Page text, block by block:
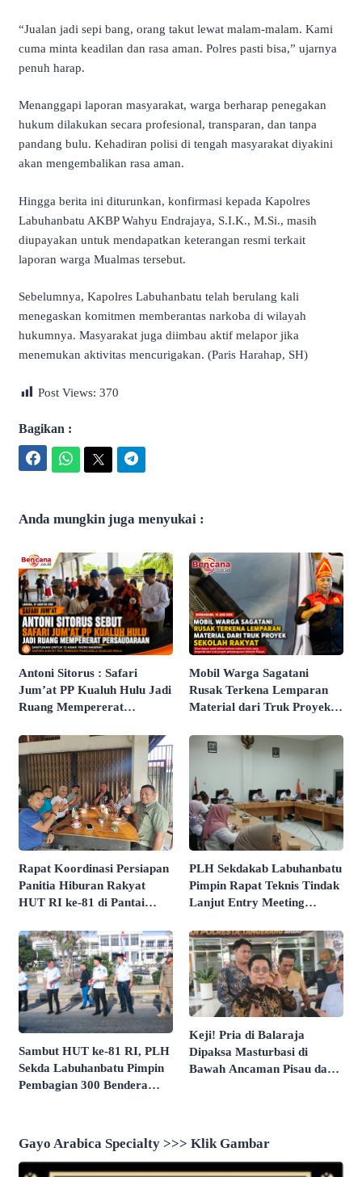
“Jualan jadi sepi bang, orang takut lewat malam-malam. Kami
cuma minta keadilan dan rasa aman. Polres pasti bisa,” ujarnya
penuh harap.
Menanggapi laporan masyarakat, warga berharap penegakan
hukum dilakukan secara profesional, transparan, dan tanpa
pandang bulu. Kehadiran polisi di tengah masyarakat diyakini
akan mengembalikan rasa aman.
Hingga berita ini diturunkan, konfirmasi kepada Kapolres
Labuhanbatu AKBP Wahyu Endrajaya, S.I.K., M.Si., masih
diupayakan untuk mendapatkan keterangan resmi terkait
laporan warga Mualmas tersebut.
Sebelumnya, Kapolres Labuhanbatu telah berulang kali
menegaskan komitmen memberantas narkoba di wilayah
hukumnya. Masyarakat juga diimbau aktif melapor jika
menemukan aktivitas mencurigakan. (Paris Harahap, SH)
Post Views: 370
Bagikan :
Anda mungkin juga menyukai :
Antoni Sitorus : Safari
Jum’at PP Kualuh Hulu Jadi
Ruang Mempererat
Mobil Warga Sagatani
Rusak Terkena Lemparan
Material dari Truk Proyek
Rapat Koordinasi Persiapan
Panitia Hiburan Rakyat
HUT RI ke-81 di Pantai
Dimatangkan
PLH Sekdakab Labuhanbatu
Pimpin Rapat Teknis Tindak
Lanjut Entry Meeting
Pelayanan Publik Oleh
Ombudsman RI Tahun 2026
Sambut HUT ke-81 RI, PLH
Sekda Labuhanbatu Pimpin
Pembagian 300 Bendera
Keji! Pria di Balaraja
Dipaksa Masturbasi di
Bawah Ancaman Pisau dan
Gayo Arabica Specialty >>> Klik Gambar